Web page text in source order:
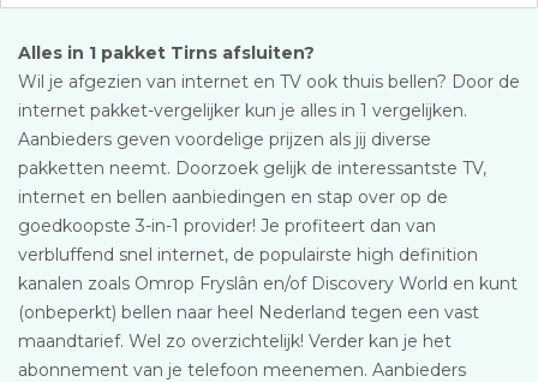
Alles in 1 pakket Tirns afsluiten?
Wil je afgezien van internet en TV ook thuis bellen? Door de
internet pakket-vergelijker kun je alles in 1 vergelijken.
Aanbieders geven voordelige prijzen als jij diverse
pakketten neemt. Doorzoek gelijk de interessantste TV,
internet en bellen aanbiedingen en stap over op de
goedkoopste 3-in-1 provider! Je profiteert dan van
verbluffend snel internet, de populairste high definition
kanalen zoals Omrop Fryslân en/of Discovery World en kunt
(onbeperkt) bellen naar heel Nederland tegen een vast
maandtarief. Wel zo overzichtelijk! Verder kan je het
abonnement van je telefoon meenemen. Aanbieders